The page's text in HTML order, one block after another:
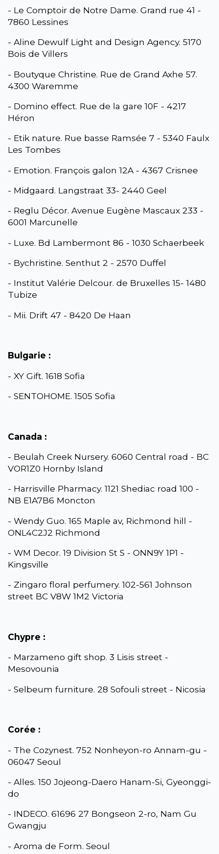
- Le Comptoir de Notre Dame. Grand rue 41 -
7860 Lessines
- Aline Dewulf Light and Design Agency. 5170
Bois de Villers
- Boutyque Christine. Rue de Grand Axhe 57.
4300 Waremme
- Domino effect. Rue de la gare 10F - 4217
Héron
- Etik nature. Rue basse Ramsée 7 - 5340 Faulx
Les Tombes
- Emotion. François galon 12A - 4367 Crisnee
- Midgaard. Langstraat 33- 2440 Geel
- Reglu Décor. Avenue Eugène Mascaux 233 -
6001 Marcunelle
- Luxe. Bd Lambermont 86 - 1030 Schaerbeek
- Bychristine. Senthut 2 - 2570 Duffel
- Institut Valérie Delcour. de Bruxelles 15- 1480
Tubize
- Mii. Drift 47 - 8420 De Haan
Bulgarie :
- XY Gift. 1618 Sofia
- SENTOHOME. 1505 Sofia
Canada :
- Beulah Creek Nursery. 6060 Central road - BC
VOR1Z0 Hornby Island
- Harrisville Pharmacy. 1121 Shediac road 100 -
NB E1A7B6 Moncton
- Wendy Guo. 165 Maple av, Richmond hill -
ONL4C2J2 Richmond
- WM Decor. 19 Division St S - ONN9Y 1P1 -
Kingsville
- Zingaro floral perfumery. 102-561 Johnson
street BC V8W 1M2 Victoria
Chypre :
- Marzameno gift shop. 3 Lisis street -
Mesovounia
- Selbeum furniture. 28 Sofouli street - Nicosia
Corée :
- The Cozynest. 752 Nonheyon-ro Annam-gu -
06047 Seoul
- Alles. 150 Jojeong-Daero Hanam-Si, Gyeonggi-
do
- INDECO. 61696 27 Bongseon 2-ro, Nam Gu
Gwangju
- Aroma de Form. Seoul